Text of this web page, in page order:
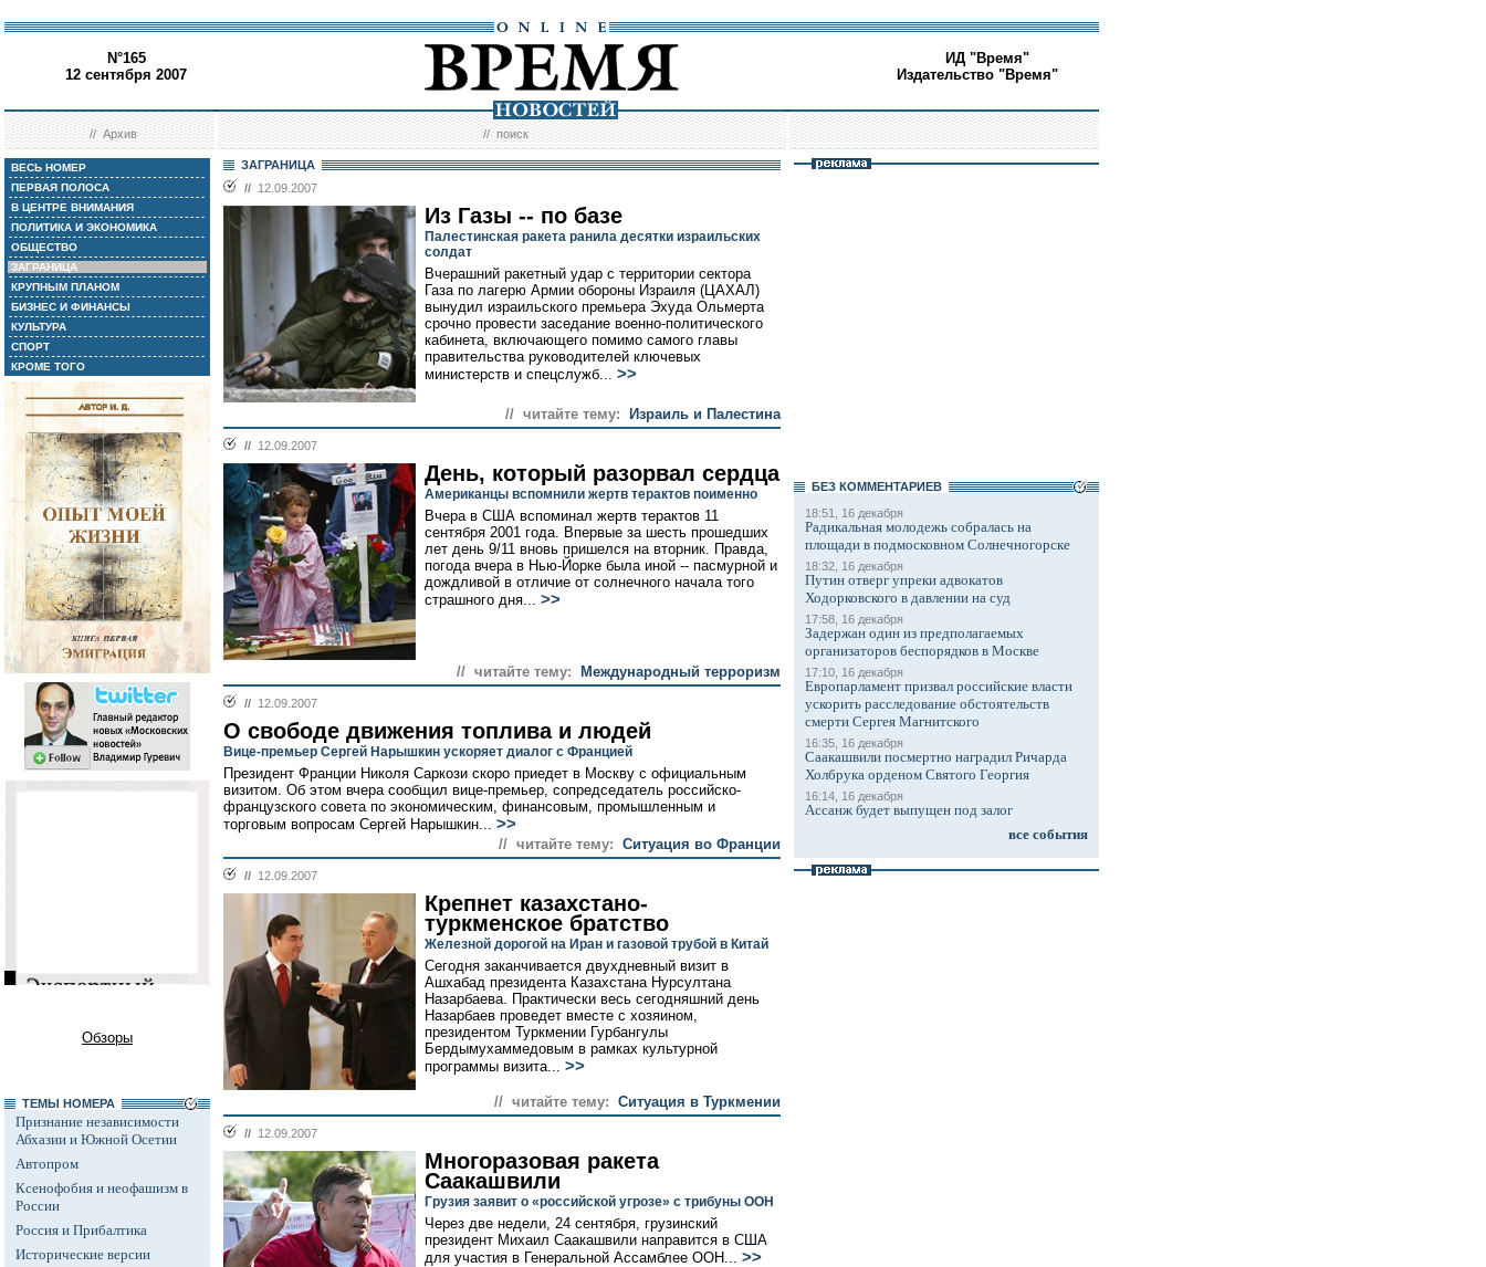
N°165
12 сентября 2007
ИД "Время"
Издательство "Время"
//Архив //поиск
ВЕСЬ НОМЕР
ПЕРВАЯ ПОЛОСА
В ЦЕНТРЕ ВНИМАНИЯ
ПОЛИТИКА И ЭКОНОМИКА
ОБЩЕСТВО
ЗАГРАНИЦА
КРУПНЫМ ПЛАНОМ
БИЗНЕС И ФИНАНСЫ
КУЛЬТУРА
СПОРТ
КРОМЕ ТОГО
Обзоры
ТЕМЫ НОМЕРА
Признание независимости
Абхазии и Южной Осетии
Автопром
Ксенофобия и неофашизм в
России
Россия и Прибалтика
Исторические версии
ЗАГРАНИЦА
// 12.09.2007
Из Газы -- по базе
Палестинская ракета ранила десятки израильских
солдат
Вчерашний ракетный удар с территории сектора
Газа по лагерю Армии обороны Израиля (ЦАХАЛ)
вынудил израильского премьера Эхуда Ольмерта
срочно провести заседание военно-политического
кабинета, включающего помимо самого главы
правительства руководителей ключевых
министерств и спецслужб... >>
// читайте тему: Израиль и Палестина
// 12.09.2007
День, который разорвал сердца
Американцы вспомнили жертв терактов поименно
Вчера в США вспоминал жертв терактов 11
сентября 2001 года. Впервые за шесть прошедших
лет день 9/11 вновь пришелся на вторник. Правда,
погода вчера в Нью-Йорке была иной -- пасмурной и
дождливой в отличие от солнечного начала того
страшного дня... >>
// читайте тему: Международный терроризм
// 12.09.2007
О свободе движения топлива и людей
Вице-премьер Сергей Нарышкин ускоряет диалог с Францией
Президент Франции Николя Саркози скоро приедет в Москву с официальным
визитом. Об этом вчера сообщил вице-премьер, сопредседатель российско-
французского совета по экономическим, финансовым, промышленным и
торговым вопросам Сергей Нарышкин... >>
// читайте тему: Ситуация во Франции
// 12.09.2007
Крепнет казахстано-
туркменское братство
Железной дорогой на Иран и газовой трубой в Китай
Сегодня заканчивается двухдневный визит в
Ашхабад президента Казахстана Нурсултана
Назарбаева. Практически весь сегодняшний день
Назарбаев проведет вместе с хозяином,
президентом Туркмении Гурбангулы
Бердымухаммедовым в рамках культурной
программы визита... >>
// читайте тему: Ситуация в Туркмении
// 12.09.2007
Многоразовая ракета
Саакашвили
Грузия заявит о «российской угрозе» с трибуны ООН
Через две недели, 24 сентября, грузинский
президент Михаил Саакашвили направится в США
для участия в Генеральной Ассамблее ООН... >>
БЕЗ КОМMЕНТАРИЕВ
18:51, 16 декабря
Радикальная молодежь собралась на
площади в подмосковном Солнечногорске
18:32, 16 декабря
Путин отверг упреки адвокатов
Ходорковского в давлении на суд
17:58, 16 декабря
Задержан один из предполагаемых
организаторов беспорядков в Москве
17:10, 16 декабря
Европарламент призвал российские власти
ускорить расследование обстоятельств
смерти Сергея Магнитского
16:35, 16 декабря
Саакашвили посмертно наградил Ричарда
Холбрука орденом Святого Георгия
16:14, 16 декабря
Ассанж будет выпущен под залог
все события